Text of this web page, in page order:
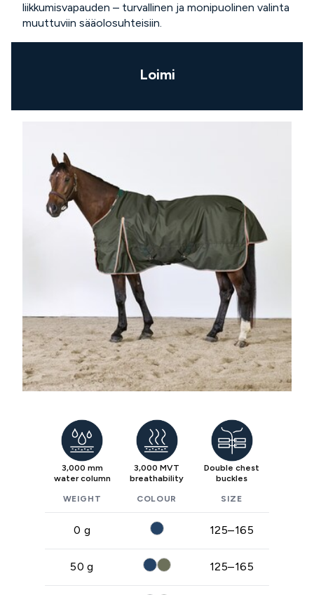
liikkumisvapauden – turvallinen ja monipuolinen valinta
muuttuviin sääolosuhteisiin.
Loimi
3,000 mm
water column
3,000 MVT
breathability
Double chest
buckles
WEIGHT COLOUR SIZE
0 g 125–165
50 g 125–165